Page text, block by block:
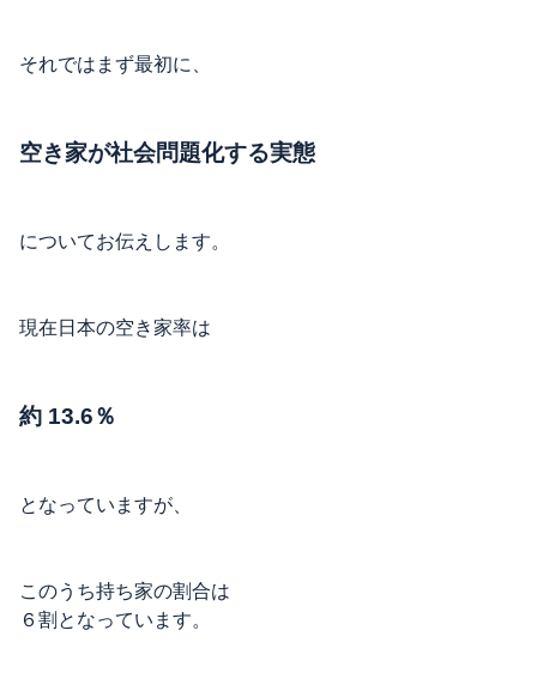
それではまず最初に、
空き家が社会問題化する実態
についてお伝えします。
現在日本の空き家率は
約 13.6％
となっていますが、
このうち持ち家の割合は
６割となっています。